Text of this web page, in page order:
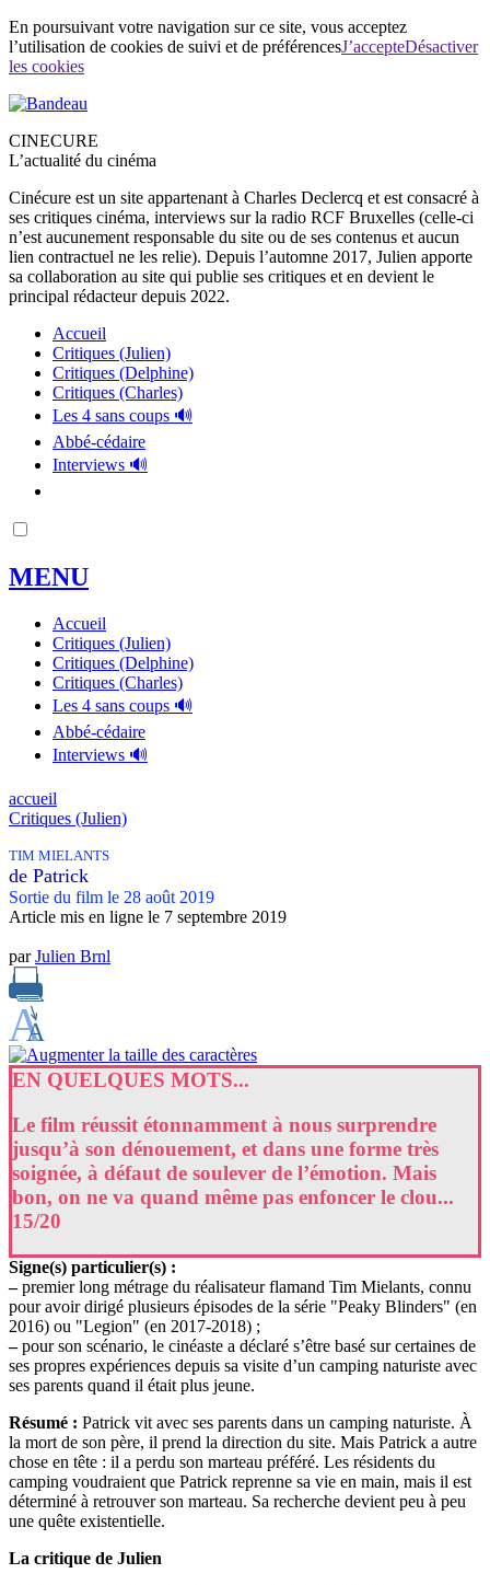
En poursuivant votre navigation sur ce site, vous acceptez
l’utilisation de cookies de suivi et de préférencesJ’accepteDésactiver
les cookies
CINECURE
L’actualité du cinéma
Cinécure est un site appartenant à Charles Declercq et est consacré à
ses critiques cinéma, interviews sur la radio RCF Bruxelles (celle-ci
n’est aucunement responsable du site ou de ses contenus et aucun
lien contractuel ne les relie). Depuis l’automne 2017, Julien apporte
sa collaboration au site qui publie ses critiques et en devient le
principal rédacteur depuis 2022.
Accueil
Critiques (Julien)
Critiques (Delphine)
Critiques (Charles)
Les 4 sans coups 🔊
Abbé-cédaire
Interviews 🔊
MENU
Accueil
Critiques (Julien)
Critiques (Delphine)
Critiques (Charles)
Les 4 sans coups 🔊
Abbé-cédaire
Interviews 🔊
accueil
Critiques (Julien)
TIM MIELANTS
de Patrick
Sortie du film le 28 août 2019
Article mis en ligne le 7 septembre 2019
parJulien Brnl
EN QUELQUES MOTS...
Le film réussit étonnamment à nous surprendre
jusqu’à son dénouement, et dans une forme très
soignée, à défaut de soulever de l’émotion. Mais
bon, on ne va quand même pas enfoncer le clou...
15/20
Signe(s) particulier(s) :
–premier long métrage du réalisateur flamand Tim Mielants, connu
pour avoir dirigé plusieurs épisodes de la série "Peaky Blinders" (en
2016) ou "Legion" (en 2017-2018) ;
–pour son scénario, le cinéaste a déclaré s’être basé sur certaines de
ses propres expériences depuis sa visite d’un camping naturiste avec
ses parents quand il était plus jeune.
Résumé : Patrick vit avec ses parents dans un camping naturiste. À
la mort de son père, il prend la direction du site. Mais Patrick a autre
chose en tête : il a perdu son marteau préféré. Les résidents du
camping voudraient que Patrick reprenne sa vie en main, mais il est
déterminé à retrouver son marteau. Sa recherche devient peu à peu
une quête existentielle.
La critique de Julien